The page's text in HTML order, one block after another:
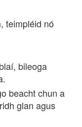
teimpléid nó
bileoga
beacht chun a
glan agus